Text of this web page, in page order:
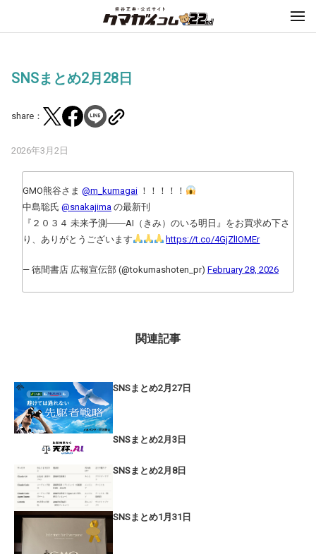
SNSまとめ2月28日
share：
2026年3月2日
GMO熊谷さま @m_kumagai ！！！！！
中島聡氏 @snakajima の最新刊
『２０３４ 未来予測――AI（きみ）のいる明日』をお買求め下さ
り、ありがとうございます
https://t.co/4GjZlIOMEr
— 徳間書店 広報宣伝部 (@tokumashoten_pr) February 28, 2026
関連記事
SNSまとめ2月27日
SNSまとめ2月3日
SNSまとめ2月8日
SNSまとめ1月31日